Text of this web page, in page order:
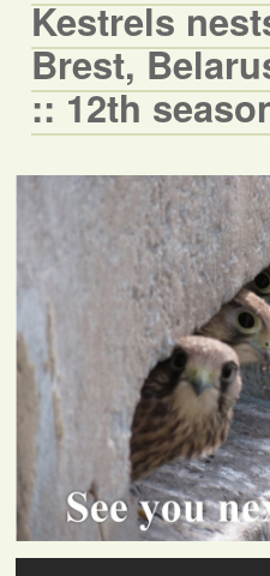
Kestrels
Brest,
:: 12th